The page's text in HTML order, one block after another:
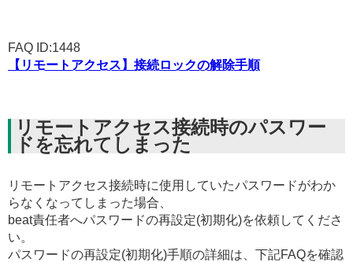
FAQ ID:1448
【リモートアクセス】接続ロックの解除手順
リモートアクセス接続時のパスワー
ドを忘れてしまった
リモートアクセス接続時に使用していたパスワードがわか
らなくなってしまった場合、
beat責任者へパスワードの再設定(初期化)を依頼してくださ
い。
パスワードの再設定(初期化)手順の詳細は、下記FAQを確認